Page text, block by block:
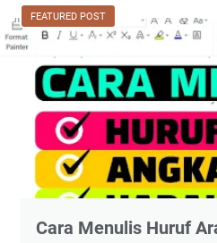
FEATURED POST
Cara Menulis Huruf